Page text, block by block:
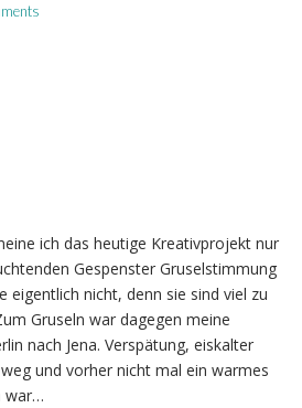
ich das heutige Kreativprojekt nur
Gespenster Gruselstimmung
eigentlich nicht, denn sie sind viel zu
Gruseln war dagegen meine
nach Jena. Verspätung, eiskalter
und vorher nicht mal ein warmes
war…